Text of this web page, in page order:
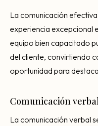
La comunicación
experiencia excepcional
equipo bien capacitado
del cliente, convirtiendo
oportunidad para
Comunicación
La comunicación verbal